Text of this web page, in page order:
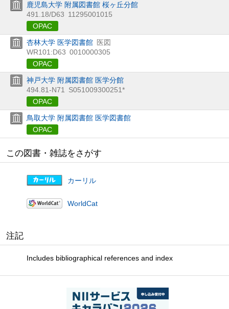
鹿児島大学 附属図書館 桜ヶ丘分館
491.18/D63 11295001015
OPAC
杏林大学 医学図書館 医図
WR101:D63 0010000305
OPAC
神戸大学 附属図書館 医学分館
494.81-N71
S051009300251*
OPAC
鳥取大学 附属図書館 医学図書館
OPAC
この図書・雑誌をさがす
カーリル
WorldCat
注記
Includes bibliographical references and index